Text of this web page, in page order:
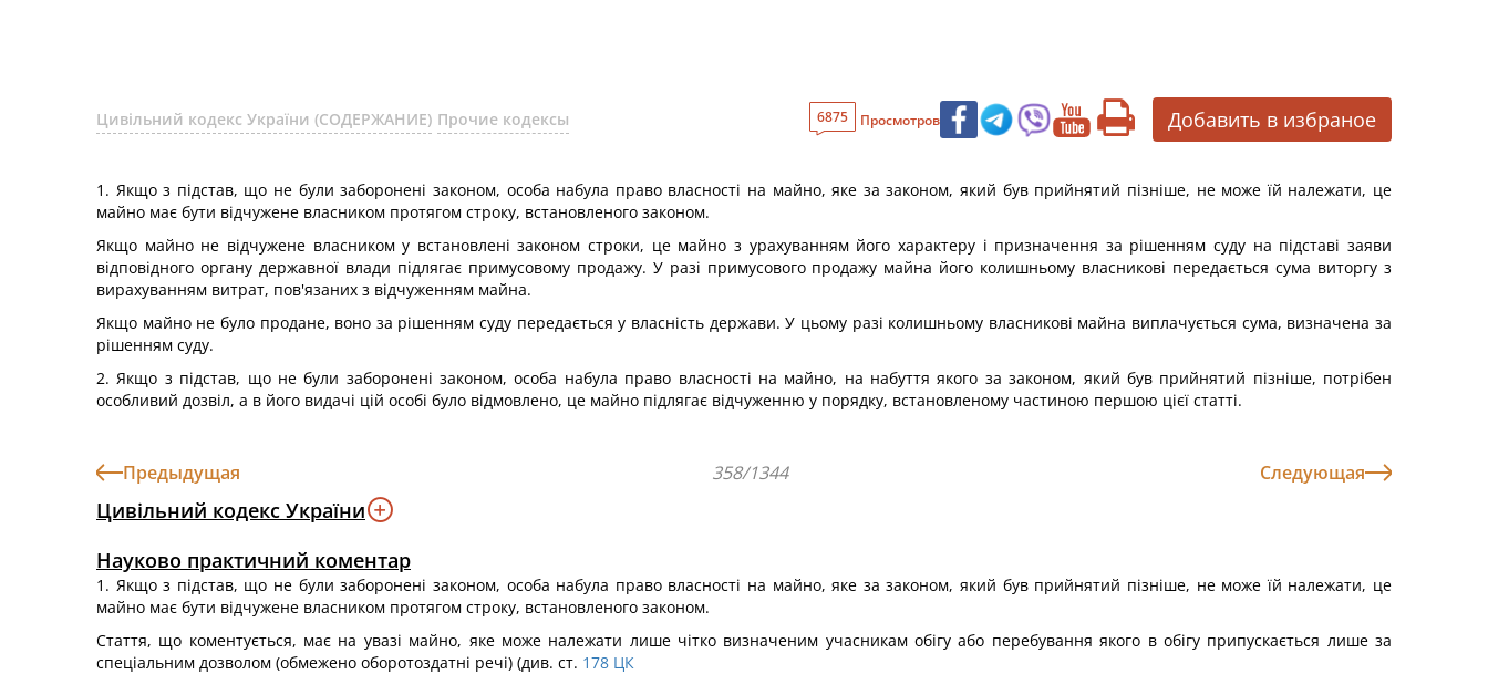
Цивільний кодекс України (СОДЕРЖАНИЕ) Прочие кодексы 6875 Просмотров Добавить в избраное
1. Якщо з підстав, що не були заборонені законом, особа набула право власності на майно, яке за законом, який був прийнятий пізніше, не може їй належати, це
майно має бути відчужене власником протягом строку, встановленого законом.
Якщо майно не відчужене власником у встановлені законом строки, це майно з урахуванням його характеру і призначення за рішенням суду на підставі заяви
відповідного органу державної влади підлягає примусовому продажу. У разі примусового продажу майна його колишньому власникові передається сума виторгу з
вирахуванням витрат, пов'язаних з відчуженням майна.
Якщо майно не було продане, воно за рішенням суду передається у власність держави. У цьому разі колишньому власникові майна виплачується сума, визначена за
рішенням суду.
2. Якщо з підстав, що не були заборонені законом, особа набула право власності на майно, на набуття якого за законом, який був прийнятий пізніше, потрібен
особливий дозвіл, а в його видачі цій особі було відмовлено, це майно підлягає відчуженню у порядку, встановленому частиною першою цієї статті.
Предыдущая 358/1344 Следующая
Цивільний кодекс України
Науково практичний коментар
1. Якщо з підстав, що не були заборонені законом, особа набула право власності на майно, яке за законом, який був прийнятий пізніше, не може їй належати, це
майно має бути відчужене власником протягом строку, встановленого законом.
Стаття, що коментується, має на увазі майно, яке може належати лише чітко визначеним учасникам обігу або перебування якого в обігу припускається лише за
спеціальним дозволом (обмежено оборотоздатні речі) (див. ст. 178 ЦК